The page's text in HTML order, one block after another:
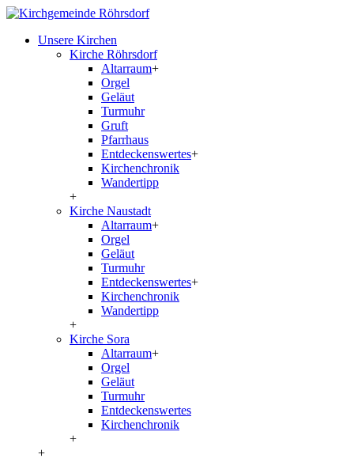
Unsere Kirchen
Kirche Röhrsdorf
Altarraum+
Orgel
Geläut
Turmuhr
Gruft
Pfarrhaus
Entdeckenswertes+
Kirchenchronik
Wandertipp
+
Kirche Naustadt
Altarraum+
Orgel
Geläut
Turmuhr
Entdeckenswertes+
Kirchenchronik
Wandertipp
+
Kirche Sora
Altarraum+
Orgel
Geläut
Turmuhr
Entdeckenswertes
Kirchenchronik
+
+